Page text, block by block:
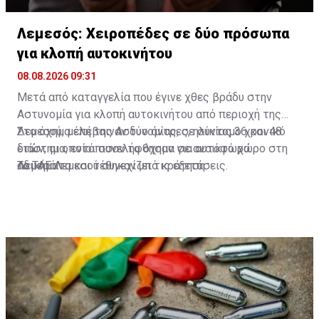
Λεμεσός: Χειροπέδες σε δύο πρόσωπα
για κλοπή αυτοκινήτου
08.08.2026 09:31
Μετά από καταγγελία που έγινε χθες βράδυ στην
Αστυνομία για κλοπή αυτοκινήτου από περιοχή της
Λεμεσού, μέλη της Αστυνομίας, σε σύντομο χρονικό
διάστημα, εντόπισαν το όχημα σε ανοικτό χώρο στη
Λεμεσό.
Στο όχημα επέβαιναν δύο άντρες, ηλικίας 36 και 48
ετών, οι οποίοι συνελήφθησαν για αυτόφωρα
αδικήματα και τέθηκαν υπό κράτηση.
Το ΤΑΕ Λεμεσού συνεχίζει τις εξετάσεις.